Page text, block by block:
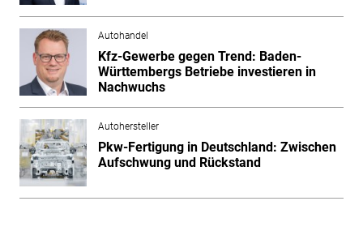
Autohandel
Kfz-Gewerbe gegen Trend: Baden-
Württembergs Betriebe investieren in
Nachwuchs
Autohersteller
Pkw-Fertigung in Deutschland: Zwischen
Aufschwung und Rückstand